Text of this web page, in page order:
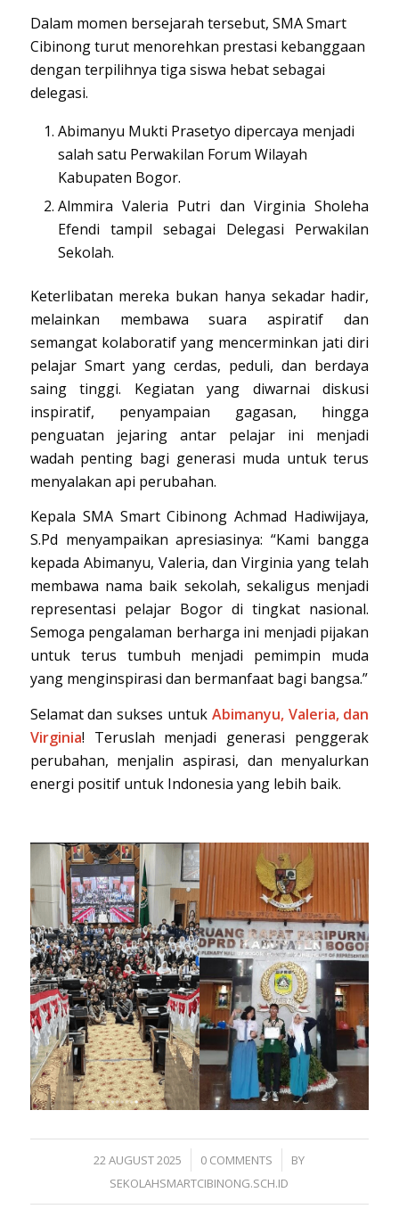
Dalam momen bersejarah tersebut, SMA Smart
Cibinong turut menorehkan prestasi kebanggaan
dengan terpilihnya tiga siswa hebat sebagai
delegasi.
Abimanyu Mukti Prasetyo dipercaya menjadi
salah satu Perwakilan Forum Wilayah
Kabupaten Bogor.
Almmira Valeria Putri dan Virginia Sholeha
Efendi tampil sebagai Delegasi Perwakilan
Sekolah.
Keterlibatan mereka bukan hanya sekadar hadir,
melainkan membawa suara aspiratif dan
semangat kolaboratif yang mencerminkan jati diri
pelajar Smart yang cerdas, peduli, dan berdaya
saing tinggi. Kegiatan yang diwarnai diskusi
inspiratif, penyampaian gagasan, hingga
penguatan jejaring antar pelajar ini menjadi
wadah penting bagi generasi muda untuk terus
menyalakan api perubahan.
Kepala SMA Smart Cibinong Achmad Hadiwijaya,
S.Pd menyampaikan apresiasinya: “Kami bangga
kepada Abimanyu, Valeria, dan Virginia yang telah
membawa nama baik sekolah, sekaligus menjadi
representasi pelajar Bogor di tingkat nasional.
Semoga pengalaman berharga ini menjadi pijakan
untuk terus tumbuh menjadi pemimpin muda
yang menginspirasi dan bermanfaat bagi bangsa.”
Selamat dan sukses untuk Abimanyu, Valeria, dan
Virginia! Teruslah menjadi generasi penggerak
perubahan, menjalin aspirasi, dan menyalurkan
energi positif untuk Indonesia yang lebih baik.
22 AUGUST 2025
/ 0 COMMENTS
/
BY
SEKOLAHSMARTCIBINONG.SCH.ID